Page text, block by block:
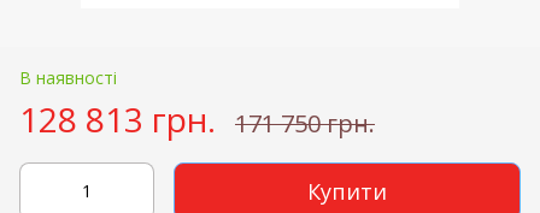
В наявності
128 813 грн. 171 750 грн.
Купити